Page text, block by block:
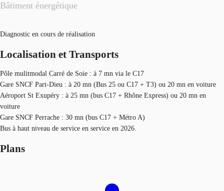
Bâtiment énergétique
Diagnostic en cours de réalisation
Localisation et Transports
Pôle mulitmodal Carré de Soie : à 7 mn via le C17
Gare SNCF Part-Dieu : à 20 mn (Bus 25 ou C17 + T3) ou 20 mn en voiture
Aéroport St Exupéry : à 25 mn (bus C17 + Rhône Express) ou 20 mn en
voiture
Gare SNCF Perrache : 30 mn (bus C17 + Métro A)
Bus à haut niveau de service en service en 2026.
Plans